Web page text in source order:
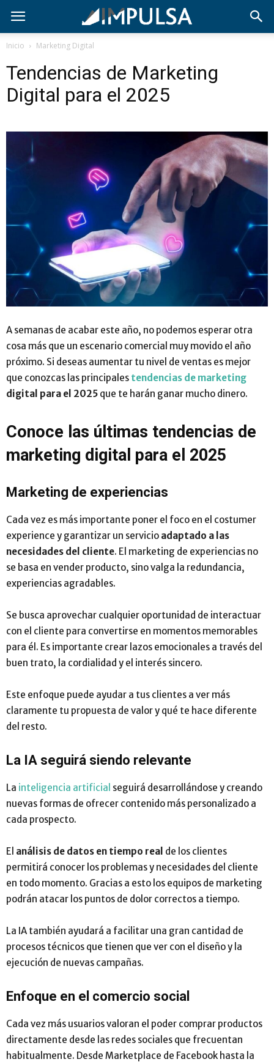
Inicio Marketing Digital
Tendencias de Marketing
Digital para el 2025
A semanas de acabar este año, no podemos esperar otra
cosa más que un escenario comercial muy movido el año
próximo. Si deseas aumentar tu nivel de ventas es mejor
que conozcas las principales tendencias de marketing
digital para el 2025 que te harán ganar mucho dinero.
Conoce las últimas tendencias de
marketing digital para el 2025
Marketing de experiencias
Cada vez es más importante poner el foco en el costumer
experience y garantizar un servicio adaptado a las
necesidades del cliente. El marketing de experiencias no
se basa en vender producto, sino valga la redundancia,
experiencias agradables.
Se busca aprovechar cualquier oportunidad de interactuar
con el cliente para convertirse en momentos memorables
para él. Es importante crear lazos emocionales a través del
buen trato, la cordialidad y el interés sincero.
Este enfoque puede ayudar a tus clientes a ver más
claramente tu propuesta de valor y qué te hace diferente
del resto.
La IA seguirá siendo relevante
La inteligencia artificial seguirá desarrollándose y creando
nuevas formas de ofrecer contenido más personalizado a
cada prospecto.
El análisis de datos en tiempo real de los clientes
permitirá conocer los problemas y necesidades del cliente
en todo momento. Gracias a esto los equipos de marketing
podrán atacar los puntos de dolor correctos a tiempo.
La IA también ayudará a facilitar una gran cantidad de
procesos técnicos que tienen que ver con el diseño y la
ejecución de nuevas campañas.
Enfoque en el comercio social
Cada vez más usuarios valoran el poder comprar productos
directamente desde las redes sociales que frecuentan
habitualmente. Desde Marketplace de Facebook hasta la